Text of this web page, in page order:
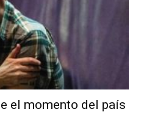
el momento del país